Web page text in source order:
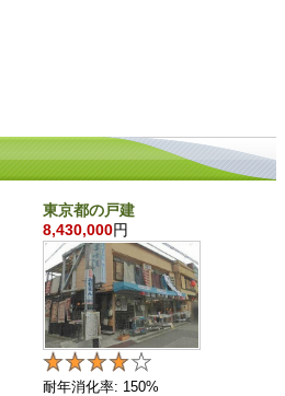
東京都の戸建
8,430,000円
耐年消化率: 150%